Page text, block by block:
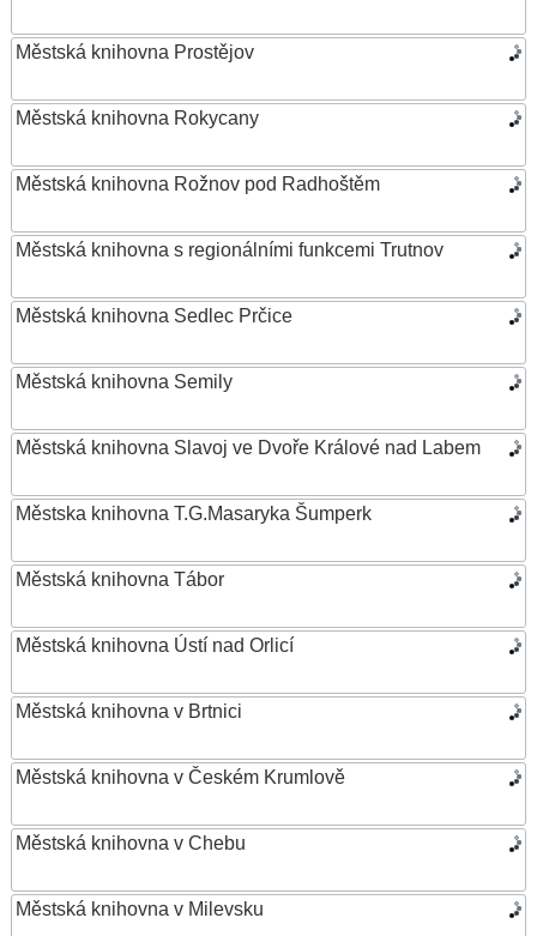
Městská knihovna Prostějov
Městská knihovna Rokycany
Městská knihovna Rožnov pod Radhoštěm
Městská knihovna s regionálními funkcemi Trutnov
Městská knihovna Sedlec Prčice
Městská knihovna Semily
Městská knihovna Slavoj ve Dvoře Králové nad Labem
Městska knihovna T.G.Masaryka Šumperk
Městská knihovna Tábor
Městská knihovna Ústí nad Orlicí
Městská knihovna v Brtnici
Městská knihovna v Českém Krumlově
Městská knihovna v Chebu
Městská knihovna v Milevsku